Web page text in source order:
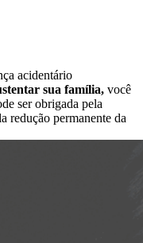
acidentário
sua família, você
ser obrigada pela
redução permanente da